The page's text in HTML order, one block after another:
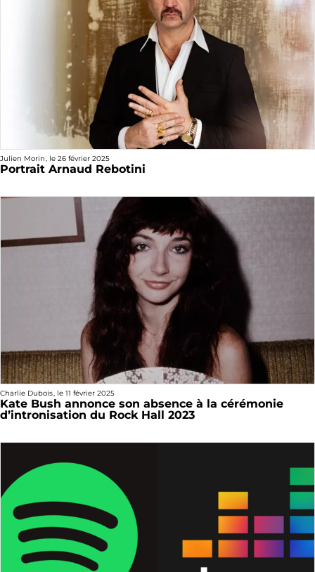
Julien Morin, le 26 février 2025
Portrait Arnaud Rebotini
Charlie Dubois, le 11 février 2025
Kate Bush annonce son absence à la cérémonie
d’intronisation du Rock Hall 2023